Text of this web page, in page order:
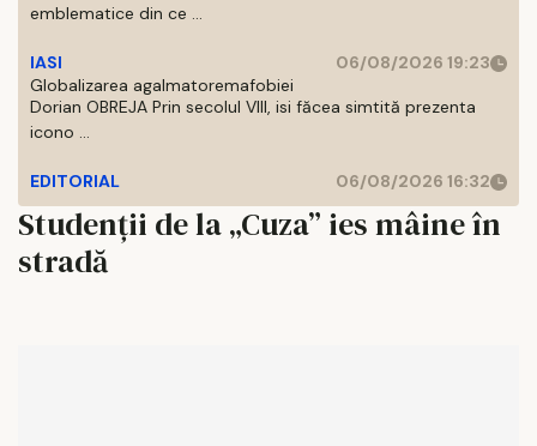
emblematice din ce ...
IASI
06/08/2026 19:23
Globalizarea agalmatoremafobiei
Dorian OBREJA Prin secolul VIII, isi făcea simtită prezenta
icono ...
EDITORIAL 06/08/2026 16:32
Studenţii de la „Cuza” ies mâine în
stradă